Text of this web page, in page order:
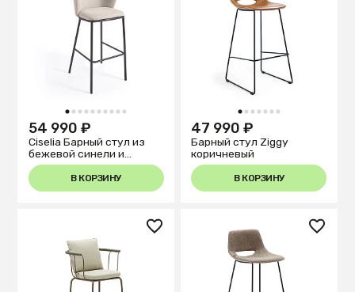
1 2 3 4 5 6 7 8 9 10
54 990 ₽
Ciselia Барный стул из
бежевой синели и
черной стали 75 см
В КОРЗИНУ
1 2 3 4 5 6 7
47 990 ₽
Барный стул Ziggy
коричневый
В КОРЗИНУ